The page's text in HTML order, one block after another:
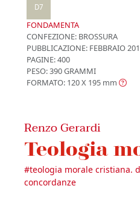
D7
FONDAMENTA
CONFEZIONE: BROSSURA
PUBBLICAZIONE: FEBBRAIO
PAGINE: 400
PESO: 390 GRAMMI
FORMATO: 120 X 195 mm
Renzo Gerardi
Teologia
#teologia morale cristiana.
concordanze